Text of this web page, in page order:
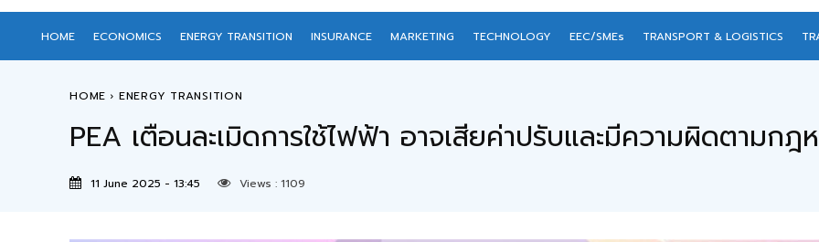
HOME ECONOMICS ENERGY TRANSITION INSURANCE MARKETING TECHNOLOGY EEC/SMEs TRANSPORT & LOGISTICS
HOME ENERGY TRANSITION
PEA เตือนละเมิดการใช้ไฟฟ้า อาจเสียค่าปรับและมีความผิดตามกฎ
11 June 2025 - 13:45 Views : 1109